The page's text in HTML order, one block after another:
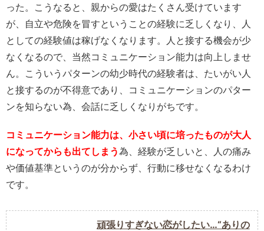
った。こうなると、親からの愛はたくさん受けています
が、自立や危険を冒すということの経験に乏しくなり、人
としての経験値は稼げなくなります。人と接する機会が少
なくなるので、当然コミュニケーション能力は向上しませ
ん。こういうパターンの幼少時代の経験者は、たいがい人
と接するのが不得意であり、コミュニケーションのパター
ンを知らない為、会話に乏しくなりがちです。
コミュニケーション能力は、小さい頃に培ったものが大人
になってからも出てしまう為、経験が乏しいと、人の痛み
や価値基準というのが分からず、行動に移せなくなるわけ
です。
頑張りすぎない恋がしたい…“ありの